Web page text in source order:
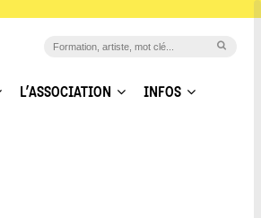
L’ASSOCIATION INFOS